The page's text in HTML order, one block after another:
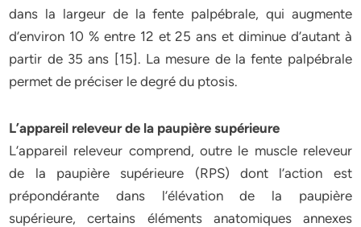
dans la largeur de la fente palpébrale, qui augmente
d’environ 10 % entre 12 et 25 ans et diminue d’autant à
partir de 35 ans [15]. La mesure de la fente palpébrale
permet de préciser le degré du ptosis.
L’appareil releveur de la paupière supérieure
L’appareil releveur comprend, outre le muscle releveur
de la paupière supérieure (RPS) dont l’action est
prépondérante dans l’élévation de la paupière
supérieure, certains éléments anatomiques annexes